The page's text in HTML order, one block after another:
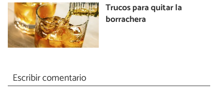
Trucos para quitar la
borrachera
Escribir comentario